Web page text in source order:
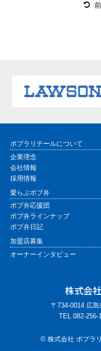
ポプラリテールについて
企業理念
会社情報
採用情報
愛らぶポプ弁
ポプ弁応援団
ポプ弁ラインナップ
ポプ弁日記
加盟店募集
オーナーインタビュー
株式会
〒734-0014 広
TEL 082-
© 株式会社 ポプラ